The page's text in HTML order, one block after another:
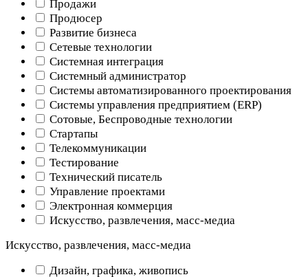
Продажи
Продюсер
Развитие бизнеса
Сетевые технологии
Системная интеграция
Системный администратор
Системы автоматизированного проектирования
Системы управления предприятием (ERP)
Сотовые, Беспроводные технологии
Стартапы
Телекоммуникации
Тестирование
Технический писатель
Управление проектами
Электронная коммерция
Искусство, развлечения, масс-медиа
Искусство, развлечения, масс-медиа
Дизайн, графика, живопись